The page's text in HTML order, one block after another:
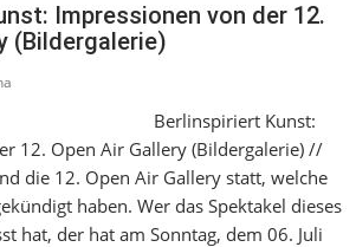
Impressionen von der 12.
(Bildergalerie)
Berlinspiriert Kunst:
12. Open Air Gallery (Bildergalerie) //
die 12. Open Air Gallery statt, welche
haben. Wer das Spektakel dieses
hat, der hat am Sonntag, dem 06. Juli